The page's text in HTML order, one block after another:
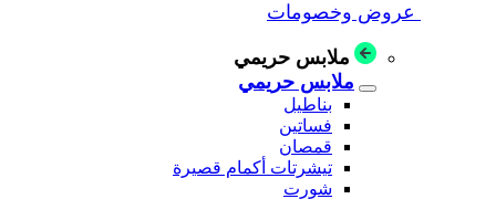
عروض وخصومات
ملابس حريمي
ملابس حريمي
بناطيل
فساتين
قمصان
تيشرتات أكمام قصيرة
شورت